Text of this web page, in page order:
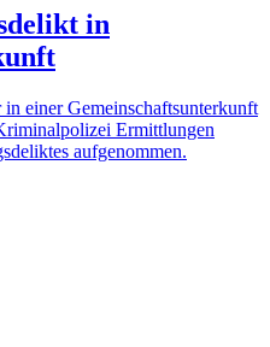
in
einer Gemeinschaftsunterkunft
Ermittlungen
aufgenommen.